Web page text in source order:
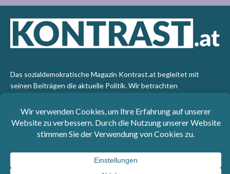
Das sozialdemokratische Magazin Kontrast.at begleitet mit
seinen Beiträgen die aktuelle Politik. Wir betrachten
emanzipatorischen Standpunkt aus. Kontrast wirft den Blick der
sozialen Gerechtigkeit auf die Welt.
: SPÖ-Klub - 1017 Wien - Telefon: +43 1 40110-
3393 - e-mail: redaktion@kontrast.at -